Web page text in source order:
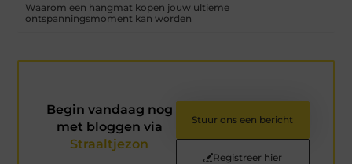
Waarom een hangmat kopen jouw ultieme
ontspanningsmoment kan worden
Begin vandaag nog
met bloggen via
Straaltjezon
Stuur ons een bericht
Registreer hier